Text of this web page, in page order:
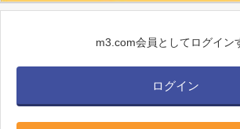
m3.com会員としてログイン
ログイン